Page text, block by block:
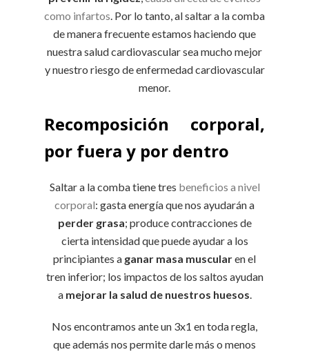
como infartos. Por lo tanto, al saltar a la comba
de manera frecuente estamos haciendo que
nuestra salud cardiovascular sea mucho mejor
y nuestro riesgo de enfermedad cardiovascular
menor.
Recomposición corporal,
por fuera y por dentro
Saltar a la comba tiene tres beneficios a nivel
corporal: gasta energía que nos ayudarán a
perder grasa; produce contracciones de
cierta intensidad que puede ayudar a los
principiantes a ganar masa muscularen el
tren inferior; los impactos de los saltos ayudan
a mejorar la salud de nuestros huesos.
Nos encontramos ante un 3x1 en toda regla,
que además nos permite darle más o menos